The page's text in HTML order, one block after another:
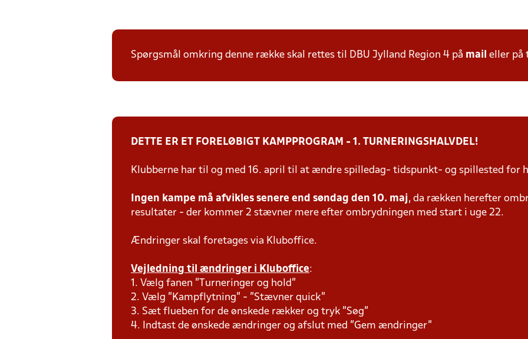
Spørgsmål omkring denne række skal rettes til DBU Jylland Region 4 på mail eller
DETTE ER ET FORELØBIGT KAMPPROGRAM - 1. TURNERINGSHALVDEL!
Klubberne har til og med 16. april til at ændre spilledag- tidspunkt- og spillested for
Ingen kampe må afvikles senere end søndag den 10. maj, da rækken herefter
resultater - der kommer 2 stævner mere efter ombrydningen med start i uge 22.
Ændringer skal foretages via Kluboffice.
Vejledning til ændringer i Kluboffice:
1. Vælg fanen "Turneringer og hold"
2. Vælg "Kampflytning" - "Stævner quick"
3. Sæt flueben for de ønskede rækker og tryk "Søg"
4. Indtast de ønskede ændringer og afslut med "Gem ændringer"